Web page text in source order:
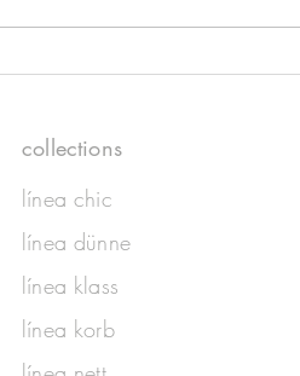
collections
línea chic
línea dünne
línea klass
línea korb